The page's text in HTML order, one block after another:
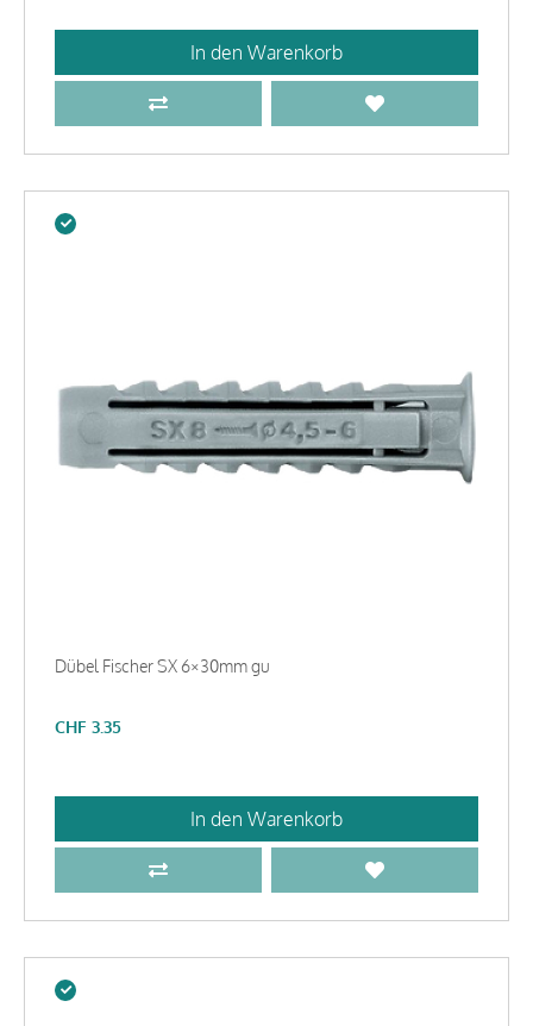
In den Warenkorb
Dübel Fischer SX 6×30mm gu
CHF 3.35
In den Warenkorb